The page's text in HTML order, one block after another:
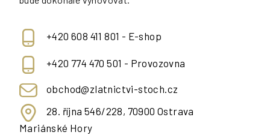
+420 608 411 801 - E-shop
+420 774 470 501 - Provozovna
obchod@zlatnictvi-stoch.cz
28. října 546/228, 70900 Ostrava
Mariánské Hory